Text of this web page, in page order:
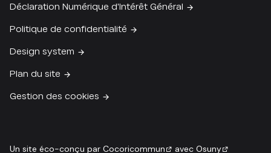
Déclaration Numérique d'Intérêt Général
Politique de confidentialité
Design system
Plan du site
Gestion des cookies
Un site éco-conçu par Cocoricommun avec Osuny